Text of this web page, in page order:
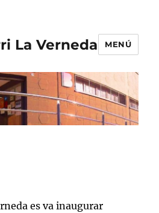
La Verneda MENÚ
es va inaugurar